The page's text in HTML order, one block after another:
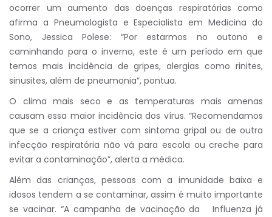
ocorrer um aumento das doenças respiratórias como
afirma a Pneumologista e Especialista em Medicina do
Sono, Jessica Polese: “Por estarmos no outono e
caminhando para o inverno, este é um período em que
temos mais incidência de gripes, alergias como rinites,
sinusites, além de pneumonia”, pontua.
O clima mais seco e as temperaturas mais amenas
causam essa maior incidência dos vírus. “Recomendamos
que se a criança estiver com sintoma gripal ou de outra
infecção respiratória não vá para escola ou creche para
evitar a contaminação”, alerta a médica.
Além das crianças, pessoas com a imunidade baixa e
idosos tendem a se contaminar, assim é muito importante
se vacinar. “A campanha de vacinação da Influenza já